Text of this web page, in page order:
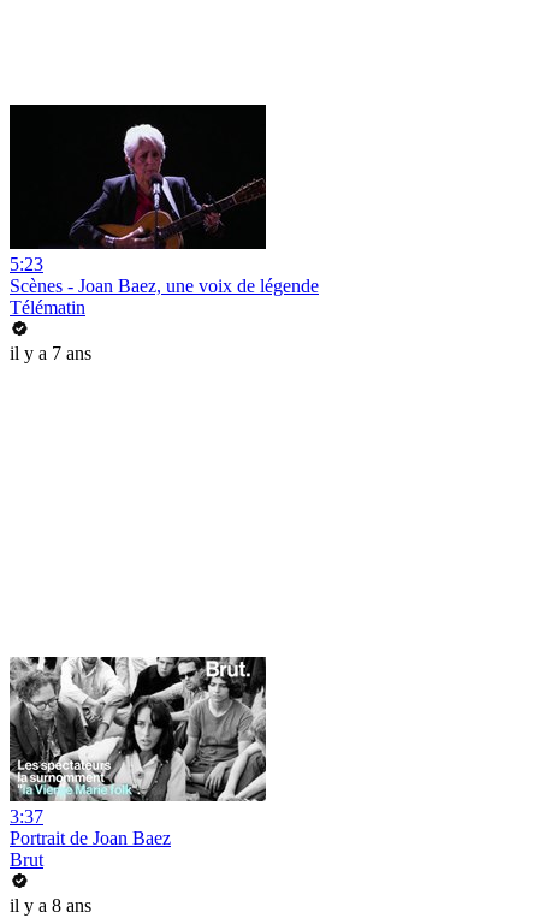
5:23
Scènes - Joan Baez, une voix de légende
Télématin
il y a 7 ans
3:37
Portrait de Joan Baez
Brut
il y a 8 ans